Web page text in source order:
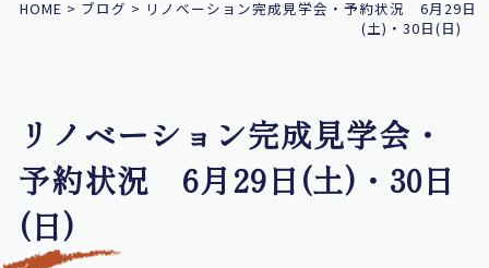
HOME > ブログ > リノベーション完成見学会・予約状況 6月29日
(土)・30日(日)
リノベーション完成見学会・
予約状況 6月29日(土)・30日
(日)